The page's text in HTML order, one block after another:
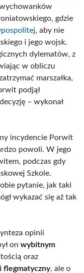
gdzie
, aby nie
i jego wojsk.
dylematów, z
w obliczu
marszałka,
podjął
– wykonał
incydencie Porwit
powoli. W jego
podczas gdy
Szkole.
pytanie, jak taki
wykazać się aż tak
opinii
on wybitnym
oraz
flegmatyczny, ale o